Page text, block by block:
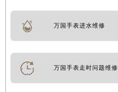
万国手表进水维修
万国手表走时问题维修